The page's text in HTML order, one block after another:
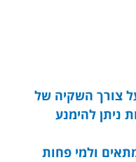
צורך השקיה של
ניתן להימנע
ולמי פחות